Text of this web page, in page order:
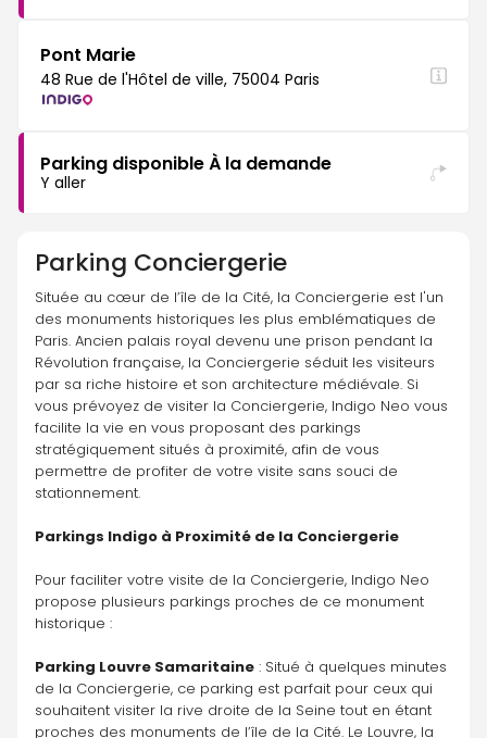
Pont Marie
48 Rue de l'Hôtel de ville, 75004 Paris
Parking disponible À la demande
Y aller
Parking Conciergerie
Située au cœur de l’île de la Cité, la Conciergerie est l'un
des monuments historiques les plus emblématiques de
Paris. Ancien palais royal devenu une prison pendant la
Révolution française, la Conciergerie séduit les visiteurs
par sa riche histoire et son architecture médiévale. Si
vous prévoyez de visiter la Conciergerie, Indigo Neo vous
facilite la vie en vous proposant des parkings
stratégiquement situés à proximité, afin de vous
permettre de profiter de votre visite sans souci de
stationnement.
Parkings Indigo à Proximité de la Conciergerie
Pour faciliter votre visite de la Conciergerie, Indigo Neo
propose plusieurs parkings proches de ce monument
historique :
Parking Louvre Samaritaine : Situé à quelques minutes
de la Conciergerie, ce parking est parfait pour ceux qui
souhaitent visiter la rive droite de la Seine tout en étant
proches des monuments de l’île de la Cité. Le Louvre, la